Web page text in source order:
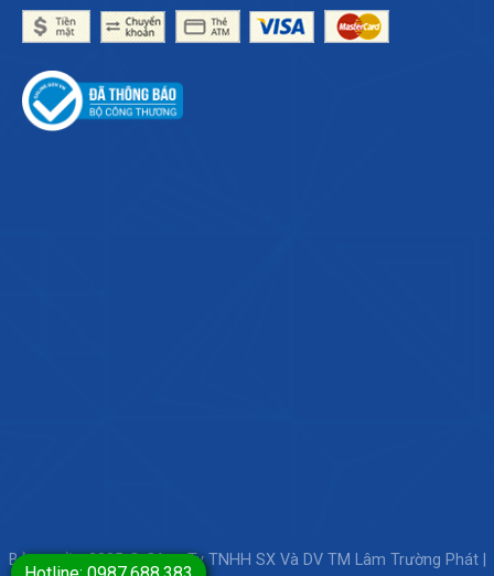
Bản quyền 2025 © Công Ty TNHH SX Và DV TM Lâm Trường Phát |